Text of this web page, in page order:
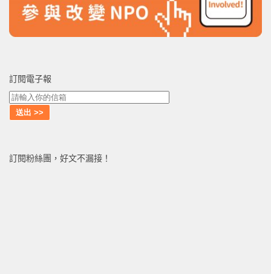
訂閱電子報
訂閱粉絲團，好文不漏接！